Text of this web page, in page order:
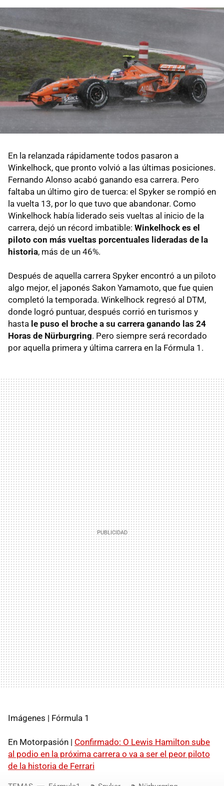
En la relanzada rápidamente todos pasaron a
Winkelhock, que pronto volvió a las últimas posiciones.
Fernando Alonso acabó ganando esa carrera. Pero
faltaba un último giro de tuerca: el Spyker se rompió en
la vuelta 13, por lo que tuvo que abandonar. Como
Winkelhock había liderado seis vueltas al inicio de la
carrera, dejó un récord imbatible: Winkelhock es el
piloto con más vueltas porcentuales lideradas de la
historia, más de un 46%.
Después de aquella carrera Spyker encontró a un piloto
algo mejor, el japonés Sakon Yamamoto, que fue quien
completó la temporada. Winkelhock regresó al DTM,
donde logró puntuar, después corrió en turismos y
hasta le puso el broche a su carrera ganando las 24
Horas de Nürburgring. Pero siempre será recordado
por aquella primera y última carrera en la Fórmula 1.
Imágenes | Fórmula 1
En Motorpasión | Confirmado: O Lewis Hamilton sube
al podio en la próxima carrera o va a ser el peor piloto
de la historia de Ferrari